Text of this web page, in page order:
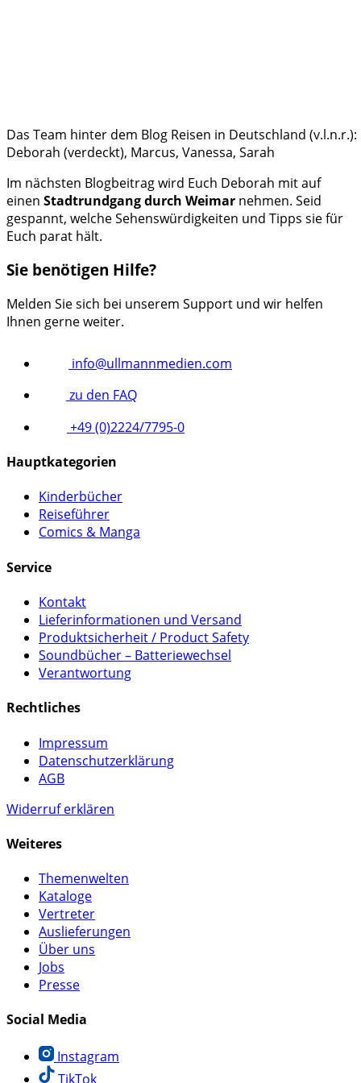
Das Team hinter dem Blog Reisen in Deutschland
Deborah (verdeckt), Marcus, Vanessa, Sarah
Im nächsten Blogbeitrag wird Euch Deborah mit auf
einen Stadtrundgang durch Weimar nehmen. Seid
gespannt, welche Sehenswürdigkeiten und Tipps sie für
Euch parat hält.
Sie benötigen Hilfe?
Melden Sie sich bei unserem Support und wir helfen
Ihnen gerne weiter.
info@ullmannmedien.com
zu den FAQ
+49 (0)2224/7795-0
Hauptkategorien
Kinderbücher
Reiseführer
Comics & Manga
Service
Kontakt
Lieferinformationen und Versand
Produktsicherheit / Product Safety
Soundbücher – Batteriewechsel
Verantwortung
Rechtliches
Impressum
Datenschutzerklärung
AGB
Widerruf erklären
Weiteres
Themenwelten
Kataloge
Vertreter
Auslieferungen
Über uns
Jobs
Presse
Social Media
Instagram
TikTok